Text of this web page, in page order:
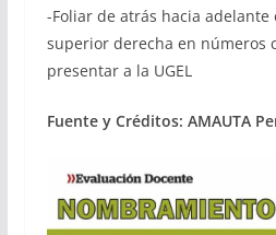
-Foliar de atrás hacia adelante
superior derecha en números
presentar a la UGEL
Fuente y Créditos: AMAUTA